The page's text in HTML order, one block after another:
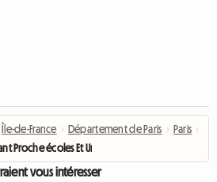
Île-de-France › Département de Paris › Paris ›
Proche écoles Et Université
vous intéresser